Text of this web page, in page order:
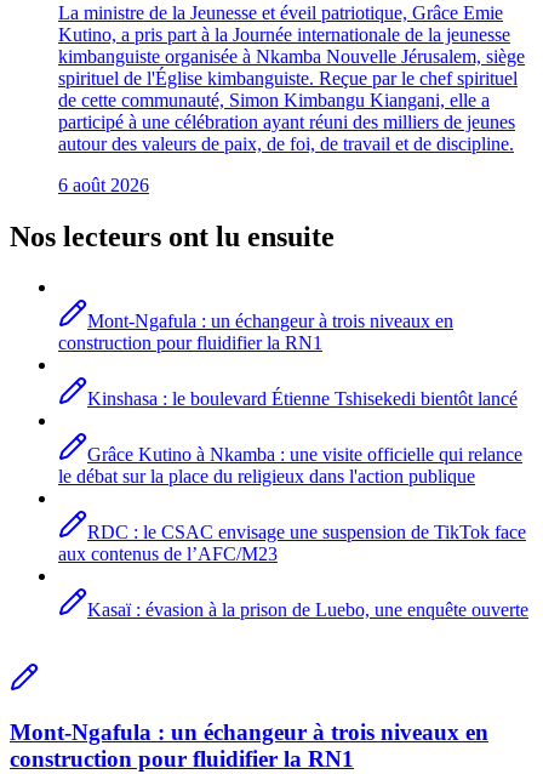
La ministre de la Jeunesse et éveil patriotique, Grâce Emie
Kutino, a pris part à la Journée internationale de la jeunesse
kimbanguiste organisée à Nkamba Nouvelle Jérusalem, siège
spirituel de l'Église kimbanguiste. Reçue par le chef spirituel
de cette communauté, Simon Kimbangu Kiangani, elle a
participé à une célébration ayant réuni des milliers de jeunes
autour des valeurs de paix, de foi, de travail et de discipline.
6 août 2026
Nos lecteurs ont lu ensuite
Mont-Ngafula : un échangeur à trois niveaux en
construction pour fluidifier la RN1
Kinshasa : le boulevard Étienne Tshisekedi bientôt lancé
Grâce Kutino à Nkamba : une visite officielle qui relance
le débat sur la place du religieux dans l'action publique
RDC : le CSAC envisage une suspension de TikTok face
aux contenus de l’AFC/M23
Kasaï : évasion à la prison de Luebo, une enquête ouverte
Mont-Ngafula : un échangeur à trois niveaux en
construction pour fluidifier la RN1